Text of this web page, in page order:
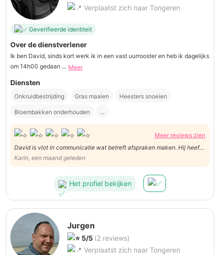
Verplaatst zich naar Tongeren
Geverifieerde identiteit
Over de dienstverlener
Ik ben David, sinds kort werk ik in een vast uurrooster en heb ik dagelijks
om 14h00 gedaan ... Meer
Diensten
Onkruidbestrijding Gras maaien Heesters snoeien
Bloembakken onderhouden ...
Meer reviews zien
David is vlot in communicatie wat betreft afspraken maken. Hij heeft
goed gewerkt in de tuin van mijn moeder en alles netjes op orde
gebracht. Bedankt David!
Karin, een maand geleden
Het profiel bekijken
Jurgen
5/5 (2 reviews)
Verplaatst zich naar Tongeren